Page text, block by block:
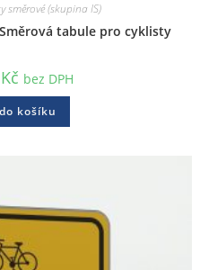
směrové (skupina IS)
tabule pro cyklisty
Kč bez DPH
košíku